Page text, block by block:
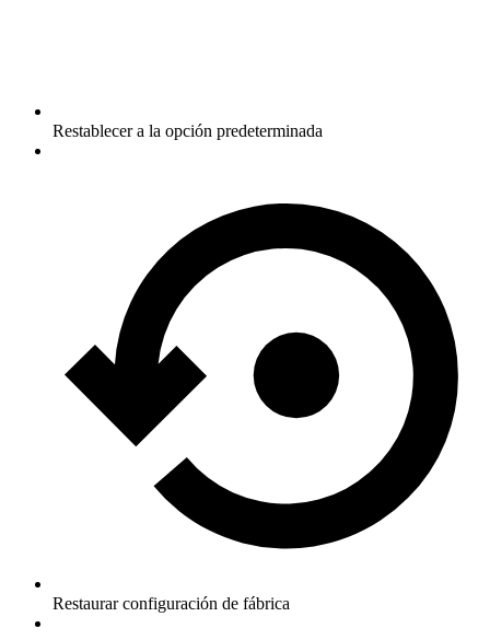
Restablecer a la opción predeterminada
Restaurar configuración de fábrica